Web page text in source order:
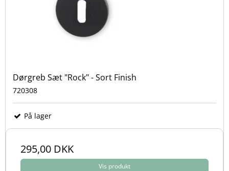
Dørgreb Sæt "Rock" - Sort Finish
720308
På lager
295,00 DKK
Vis produkt